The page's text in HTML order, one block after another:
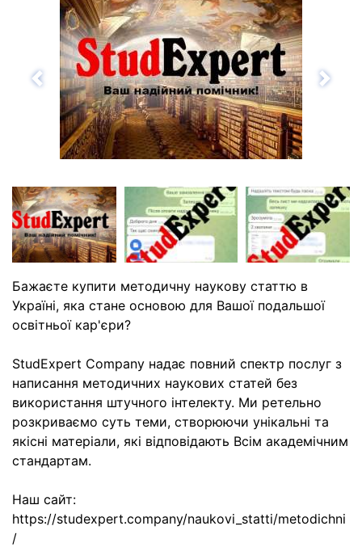
Назад
Бажаєте купити методичну наукову статтю в
Україні, яка стане основою для Вашої подальшої
освітньої кар'єри?
StudExpert Company надає повний спектр послуг з
написання методичних наукових статей без
використання штучного інтелекту. Ми ретельно
розкриваємо суть теми, створюючи унікальні та
якісні матеріали, які відповідають Всім академічним
стандартам.
Наш сайт:
https://studexpert.company/naukovi_statti/metodichni
/